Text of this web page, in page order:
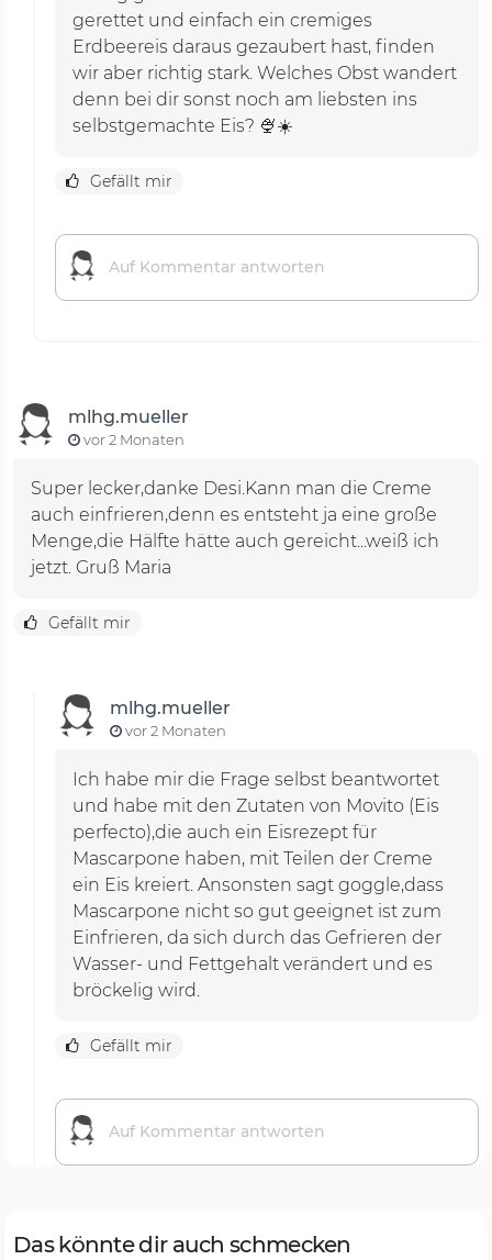
gerettet und einfach ein cremiges
Erdbeereis daraus gezaubert hast, finden
wir aber richtig stark. Welches Obst wandert
denn bei dir sonst noch am liebsten ins
selbstgemachte Eis? 🍨☀️
Gefällt mir
mlhg.mueller
vor 2 Monaten
Super lecker,danke Desi.Kann man die Creme
auch einfrieren,denn es entsteht ja eine große
Menge,die Hälfte hätte auch gereicht...weiß ich
jetzt. Gruß Maria
Gefällt mir
mlhg.mueller
vor 2 Monaten
Ich habe mir die Frage selbst beantwortet
und habe mit den Zutaten von Movito (Eis
perfecto),die auch ein Eisrezept für
Mascarpone haben, mit Teilen der Creme
ein Eis kreiert. Ansonsten sagt goggle,dass
Mascarpone nicht so gut geeignet ist zum
Einfrieren, da sich durch das Gefrieren der
Wasser- und Fettgehalt verändert und es
bröckelig wird.
Gefällt mir
Das könnte dir auch schmecken